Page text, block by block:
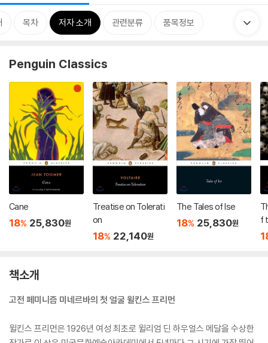
목차 저자 소개 관련분류 품목정보
Penguin Classics
Cane
18% 25,830원
Treatise on Tolerati
on
18% 22,140원
The Tales of Ise
18% 25,830원
f
n
책소개
고전 페미니즘 미네르바의 첫 얼굴 윌킨스 프리먼
윌킨스 프리먼은 1926년 여성 최초로 윌리엄 딘 하우얼스 메달을 수상한